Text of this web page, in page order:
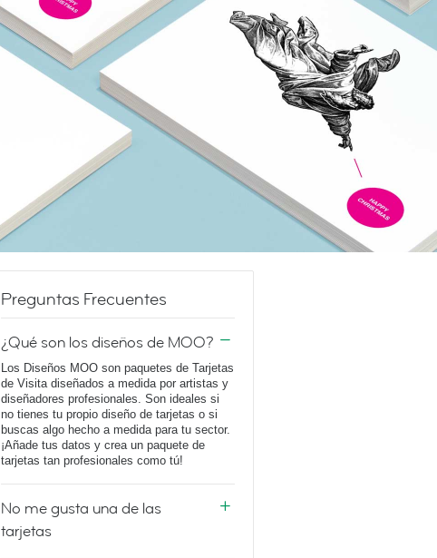
Preguntas Frecuentes
¿Qué son los diseños de MOO?
Los Diseños MOO son paquetes de Tarjetas
de Visita diseñados a medida por artistas y
diseñadores profesionales. Son ideales si
no tienes tu propio diseño de tarjetas o si
buscas algo hecho a medida para tu sector.
¡Añade tus datos y crea un paquete de
tarjetas tan profesionales como tú!
No me gusta una de las
tarjetas